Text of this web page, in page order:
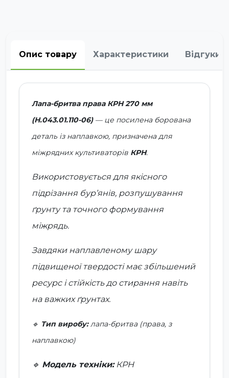
Опис товару Характеристики Відгуки
Лапа-бритва права КРН 270 мм
(Н.043.01.110-06)— це посилена борована
деталь із наплавкою, призначена для
міжрядних культиваторів КРН.
Використовується для якісного
підрізання бур’янів, розпушування
ґрунту та точного формування
міжрядь.
Завдяки наплавленому шару
підвищеної твердості має збільшений
ресурс і стійкість до стирання навіть
на важких ґрунтах.
🔹 Тип виробу:лапа-бритва (права, з
наплавкою)
🔹 Модель техніки:КРН